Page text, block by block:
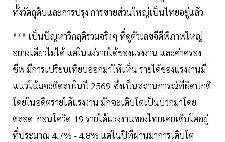
ทั้งวัตถุดิบและการปรุง การขายส่วนใหญ่เป็นไทยอยู่แล้ว
*** เป็นปัญหาวิกฤติร่วมจริงๆ ที่ดูตัวเลขจีดีพีภาพใหญ่
อย่างเดียวไม่ได้ แต่ในแง่รายได้ของแรงงาน และค่าครอง
ชีพ มีการเปรียบเทียบออกมาให้เห็น รายได้ของแรงงานมี
แนวโน้มจะติดลบในปี 2569 ซึ่งเป็นสถานการณ์ที่ผิดปกติ
โดยในอดีตรายได้แรงงาน มักจะเติบโตเป็นบวกมาโดย
ตลอด ก่อนโควิด-19 รายได้แรงงานของไทยเคยเติบโตอยู่
ที่ประมาณ 4.7% - 4.8% แต่ในปีที่ผ่านมาการเติบโต